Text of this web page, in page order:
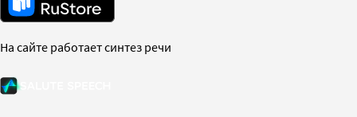
На сайте работает синтез речи